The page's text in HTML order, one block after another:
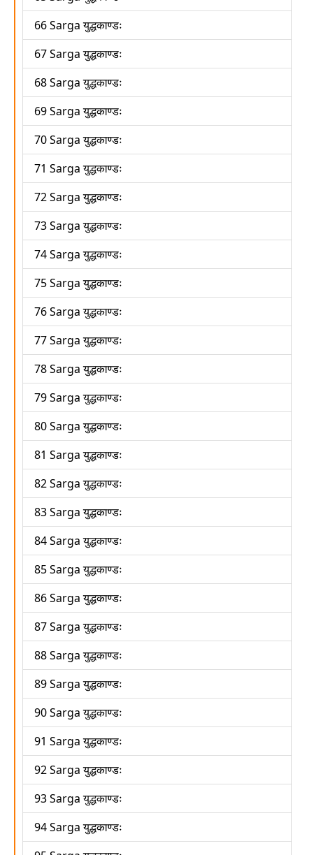
66 Sarga युद्धकाण्डः
67 Sarga युद्धकाण्डः
68 Sarga युद्धकाण्डः
69 Sarga युद्धकाण्डः
70 Sarga युद्धकाण्डः
71 Sarga युद्धकाण्डः
72 Sarga युद्धकाण्डः
73 Sarga युद्धकाण्डः
74 Sarga युद्धकाण्डः
75 Sarga युद्धकाण्डः
76 Sarga युद्धकाण्डः
77 Sarga युद्धकाण्डः
78 Sarga युद्धकाण्डः
79 Sarga युद्धकाण्डः
80 Sarga युद्धकाण्डः
81 Sarga युद्धकाण्डः
82 Sarga युद्धकाण्डः
83 Sarga युद्धकाण्डः
84 Sarga युद्धकाण्डः
85 Sarga युद्धकाण्डः
86 Sarga युद्धकाण्डः
87 Sarga युद्धकाण्डः
88 Sarga युद्धकाण्डः
89 Sarga युद्धकाण्डः
90 Sarga युद्धकाण्डः
91 Sarga युद्धकाण्डः
92 Sarga युद्धकाण्डः
93 Sarga युद्धकाण्डः
94 Sarga युद्धकाण्डः